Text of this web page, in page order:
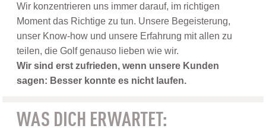
Wir konzentrieren uns immer darauf, im richtigen
Moment das Richtige zu tun. Unsere Begeisterung,
unser Know-how und unsere Erfahrung mit allen zu
teilen, die Golf genauso lieben wie wir.
Wir sind erst zufrieden, wenn unsere Kunden
sagen: Besser konnte es nicht laufen.
WAS DICH ERWARTET: